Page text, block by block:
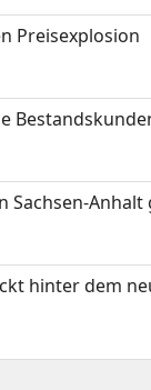
Preisexplosion
Sachsen-
hinter dem